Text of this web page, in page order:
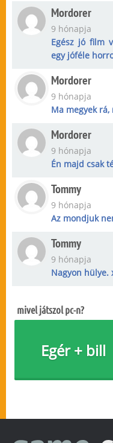
Mordorer
9 hónapja
Egész jó film
egy jóféle
Mordorer
9 hónapja
Ma megyek
Mordorer
9 hónapja
Én majd csak
Tommy
9 hónapja
Az mondjuk
Tommy
9 hónapja
Nagyon hülye.
mivel játszol pc-n?
Egér + bill